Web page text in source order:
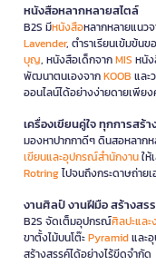
หนังสือหลากหลายสไตล์
B2S มีหนังสือหลากหลายแนว
Lavender, ตำราเรียนเข้มข้นข
บุญ, หนังสือเด็กจากMIS หนั
พัฒนาตนเองจากKOOB และ
ออนไลน์ได้อย่างง่ายดายเพีย
เครื่องเขียนคู่ใจ ทุกการสร้
มองหาปากกาดีๆ ดินสอหลาก
เขียนและอุปกรณ์สำนักงานให้
Rotringไปจนถึงกระดาษถ่ายเ
งานศิลป์ งานฝีมือ สร้างสร
B2S จัดเต็มอุปกรณ์ศิลปะแล
ขาตั้งไม้บนโต๊ะPyramidและ
สร้างสรรค์ได้อย่างไร้ขีดจำกัด